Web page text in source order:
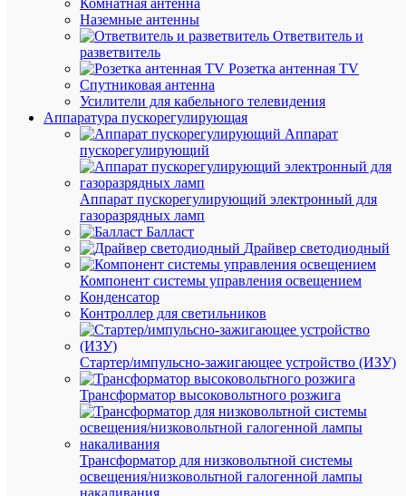
Комнатная антенна
Наземные антенны
Ответвитель и
разветвитель
Розетка антенная TV
Спутниковая антенна
Усилители для кабельного телевидения
Аппаратура пускорегулирующая
Аппарат
пускорегулирующий
Аппарат пускорегулирующий электронный для
газоразрядных ламп
Балласт
Драйвер светодиодный
Компонент системы управления освещением
Конденсатор
Контроллер для светильников
Стартер/импульсно-зажигающее устройство (ИЗУ)
Трансформатор высоковольтного розжига
Трансформатор для низковольтной системы
освещения/низковольтной галогенной лампы
накаливания
КВТ
мм
мм
(6)